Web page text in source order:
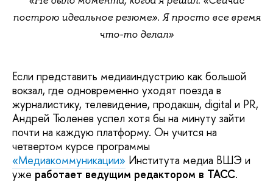
построю идеальное резюме». Я просто все время
что-то делал»
Если представить медиаиндустрию как большой
вокзал, где одновременно уходят поезда в
журналистику, телевидение, продакшн, digital и PR,
Андрей Тюленев успел хотя бы на минуту зайти
почти на каждую платформу. Он учится на
четвертом курсе программы
«Медиакоммуникации» Института медиа ВШЭ и
уже работает ведущим редактором в ТАСС.